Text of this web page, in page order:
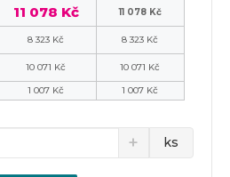
11 078 Kč
11 078 Kč
8 323 Kč
8 323 Kč
10 071 Kč
10 071 Kč
1 007 Kč 1 007 Kč
ks